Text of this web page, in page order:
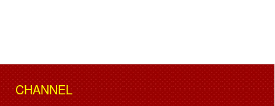
CHANNEL